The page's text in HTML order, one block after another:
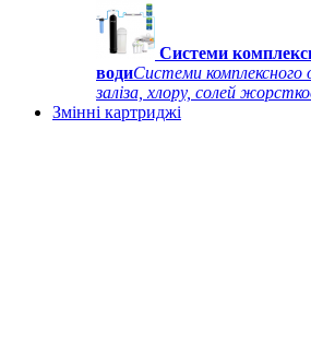
Системи
водиСистеми комплексного
заліза, хлору, солей
Змінні картриджі